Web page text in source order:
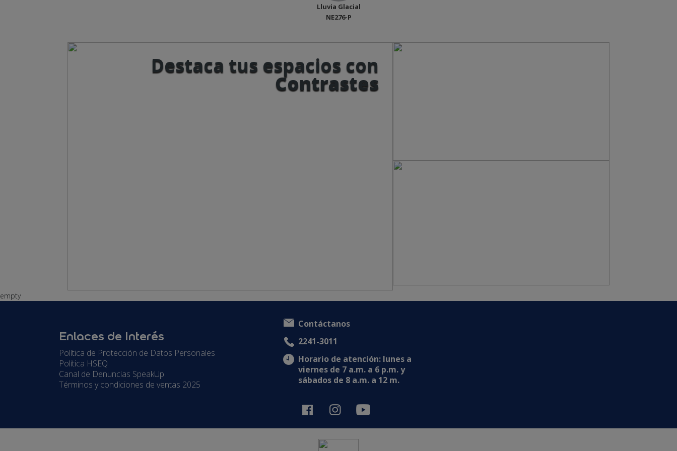
Lluvia Glacial
NE276-P
Destaca tus espacios con
Contrastes
empty
Enlaces de Interés
Política de Protección de Datos Personales
Política HSEQ
Canal de Denuncias SpeakUp
Términos y condiciones de ventas 2025
Contáctanos
2241-3011
Horario de atención: lunes a
viernes de 7 a.m. a 6 p.m. y
sábados de 8 a.m. a 12 m.